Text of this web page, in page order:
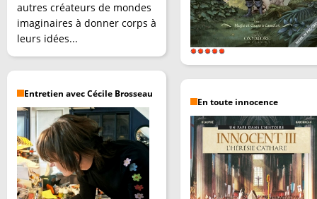
autres créateurs de mondes
imaginaires à donner corps à
leurs idées...
Entretien avec Cécile Brosseau
En toute innocence